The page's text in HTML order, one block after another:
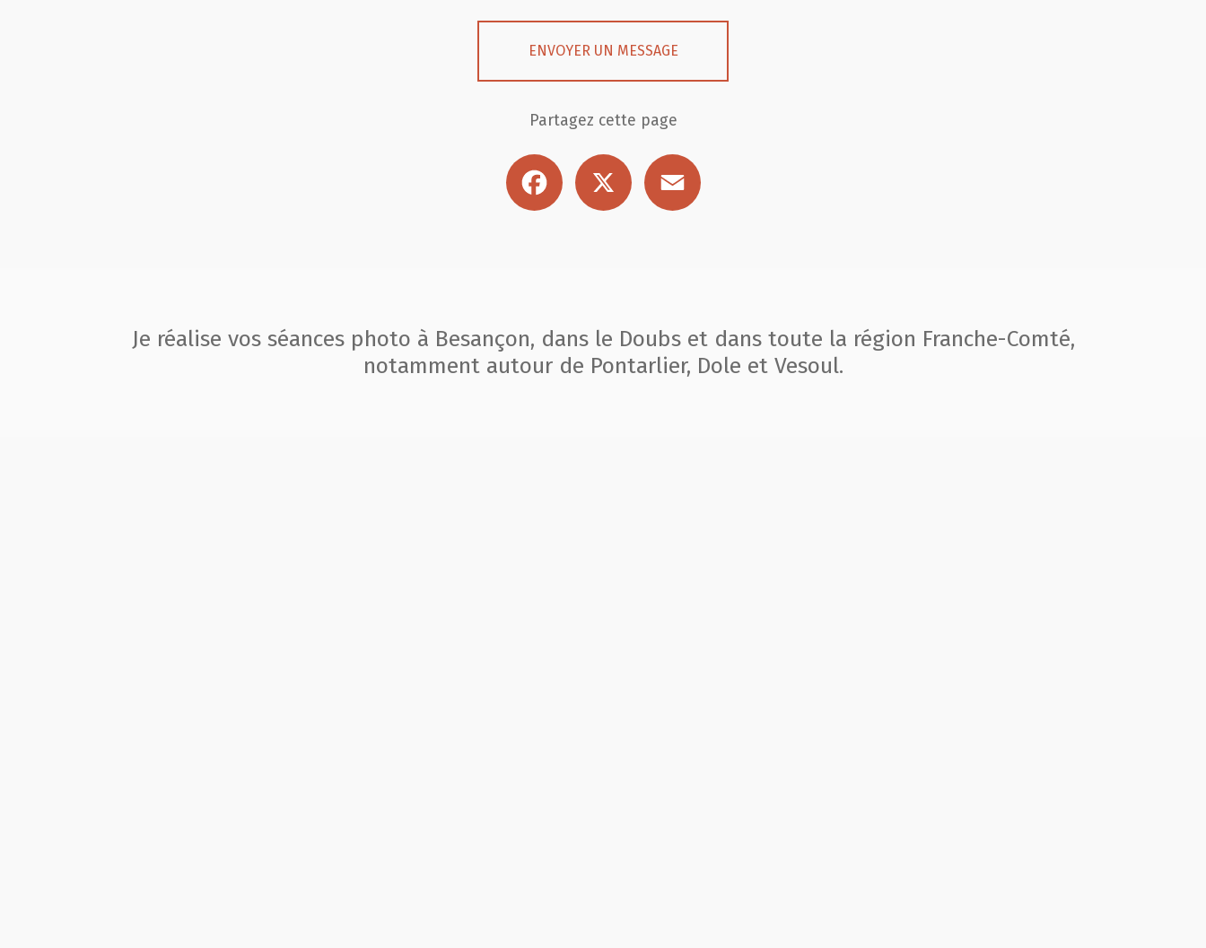
ENVOYER UN MESSAGE
Partagez cette page
Facebook
Je réalise vos séances photo à Besançon, dans le Doubs et dans toute la région Franche-Comté,
notamment autour de Pontarlier, Dole et Vesoul.